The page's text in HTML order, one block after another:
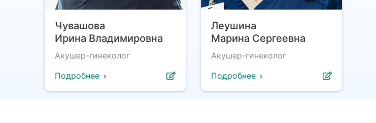
Чувашова
Ирина Владимировна
Акушер-гинеколог
Подробнее
Леушина
Марина Сергеевна
Акушер-гинеколог
Подробнее